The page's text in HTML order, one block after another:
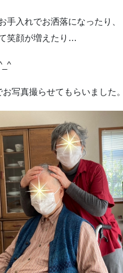
手入れでお洒落になったり、
笑顔が増えたり…
写真撮らせてもらいました。